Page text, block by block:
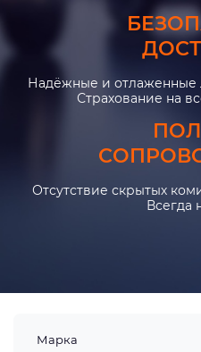
Надёжные и отлаженные
Страхование на
Отсутствие скрытых
Всегда
Марка